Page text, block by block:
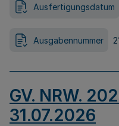
Ausfertigungsdatum
Ausgabennummer
GV. NRW.
31.07.2026